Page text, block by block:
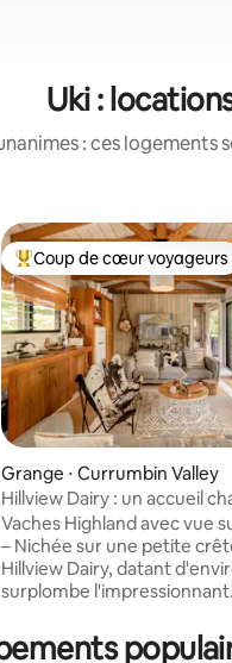
Uki :
: ces
sur la base de 354
Coups de cœur voyageurs
Coup de cœur voyageurs
Grange ⋅ Currumbin Valley
Hillview Dairy : un accueil
Vaches de la ferme
Vaches Highland avec vue
– Nichée sur une petite
Hillview Dairy, datant
surplombe l'impressionnant
Currumbin Creek et le